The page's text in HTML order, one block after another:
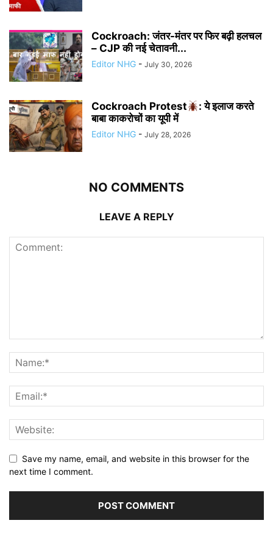
Cockroach: जंतर-मंतर पर फिर बढ़ी हलचल
– CJP की नई चेतावनी...
Editor NHG - July 30, 2026
Cockroach Protest
: ये इलाज करते
बाबा काकरोचों का यूपी में
Editor NHG - July 28, 2026
NO COMMENTS
LEAVE A REPLY
Save my name, email, and website in this browser for the
next time I comment.